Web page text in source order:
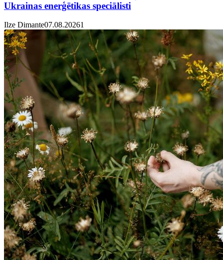
Ukrainas enerģētikas speciālisti
Ilze Dimante07.08.20261